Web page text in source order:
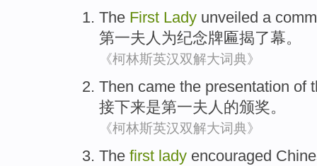
The First Lady unveiled a
第一夫人为纪念牌匾揭了幕。
《柯林斯英汉双解大词典》
Then came the presentation of
接下来是第一夫人 的颁奖。
《柯林斯英汉双解大词典》
The first lady encouraged